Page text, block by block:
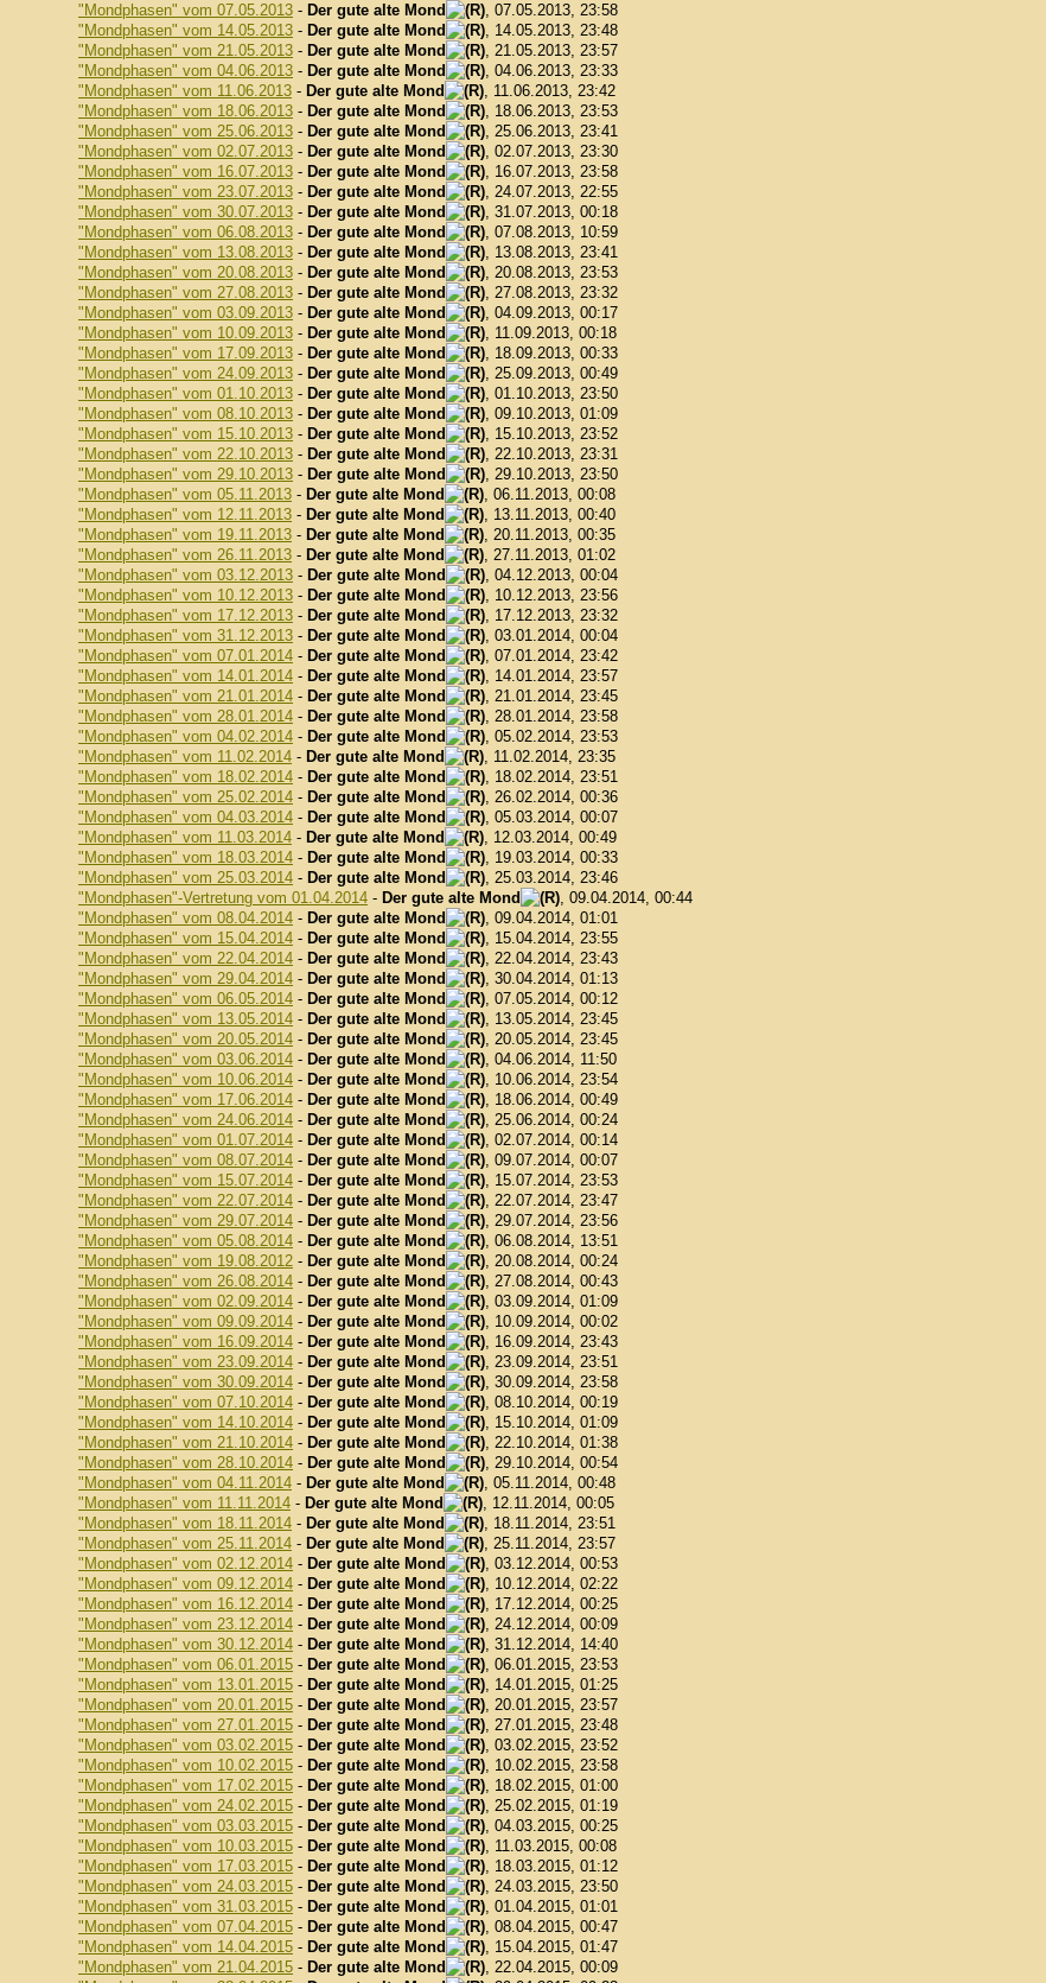
"Mondphasen" vom 07.05.2013 - Der gute alte Mond
, 07.05.2013, 23:58
"Mondphasen" vom 14.05.2013 - Der gute alte Mond
, 14.05.2013, 23:48
"Mondphasen" vom 21.05.2013 - Der gute alte Mond
, 21.05.2013, 23:57
"Mondphasen" vom 04.06.2013 - Der gute alte Mond
, 04.06.2013, 23:33
"Mondphasen" vom 11.06.2013 - Der gute alte Mond
, 11.06.2013, 23:42
"Mondphasen" vom 18.06.2013 - Der gute alte Mond
, 18.06.2013, 23:53
"Mondphasen" vom 25.06.2013 - Der gute alte Mond
, 25.06.2013, 23:41
"Mondphasen" vom 02.07.2013 - Der gute alte Mond
, 02.07.2013, 23:30
"Mondphasen" vom 16.07.2013 - Der gute alte Mond
, 16.07.2013, 23:58
"Mondphasen" vom 23.07.2013 - Der gute alte Mond
, 24.07.2013, 22:55
"Mondphasen" vom 30.07.2013 - Der gute alte Mond
, 31.07.2013, 00:18
"Mondphasen" vom 06.08.2013 - Der gute alte Mond
, 07.08.2013, 10:59
"Mondphasen" vom 13.08.2013 - Der gute alte Mond
, 13.08.2013, 23:41
"Mondphasen" vom 20.08.2013 - Der gute alte Mond
, 20.08.2013, 23:53
"Mondphasen" vom 27.08.2013 - Der gute alte Mond
, 27.08.2013, 23:32
"Mondphasen" vom 03.09.2013 - Der gute alte Mond
, 04.09.2013, 00:17
"Mondphasen" vom 10.09.2013 - Der gute alte Mond
, 11.09.2013, 00:18
"Mondphasen" vom 17.09.2013 - Der gute alte Mond
, 18.09.2013, 00:33
"Mondphasen" vom 24.09.2013 - Der gute alte Mond
, 25.09.2013, 00:49
"Mondphasen" vom 01.10.2013 - Der gute alte Mond
, 01.10.2013, 23:50
"Mondphasen" vom 08.10.2013 - Der gute alte Mond
, 09.10.2013, 01:09
"Mondphasen" vom 15.10.2013 - Der gute alte Mond
, 15.10.2013, 23:52
"Mondphasen" vom 22.10.2013 - Der gute alte Mond
, 22.10.2013, 23:31
"Mondphasen" vom 29.10.2013 - Der gute alte Mond
, 29.10.2013, 23:50
"Mondphasen" vom 05.11.2013 - Der gute alte Mond
, 06.11.2013, 00:08
"Mondphasen" vom 12.11.2013 - Der gute alte Mond
, 13.11.2013, 00:40
"Mondphasen" vom 19.11.2013 - Der gute alte Mond
, 20.11.2013, 00:35
"Mondphasen" vom 26.11.2013 - Der gute alte Mond
, 27.11.2013, 01:02
"Mondphasen" vom 03.12.2013 - Der gute alte Mond
, 04.12.2013, 00:04
"Mondphasen" vom 10.12.2013 - Der gute alte Mond
, 10.12.2013, 23:56
"Mondphasen" vom 17.12.2013 - Der gute alte Mond
, 17.12.2013, 23:32
"Mondphasen" vom 31.12.2013 - Der gute alte Mond
, 03.01.2014, 00:04
"Mondphasen" vom 07.01.2014 - Der gute alte Mond
, 07.01.2014, 23:42
"Mondphasen" vom 14.01.2014 - Der gute alte Mond
, 14.01.2014, 23:57
"Mondphasen" vom 21.01.2014 - Der gute alte Mond
, 21.01.2014, 23:45
"Mondphasen" vom 28.01.2014 - Der gute alte Mond
, 28.01.2014, 23:58
"Mondphasen" vom 04.02.2014 - Der gute alte Mond
, 05.02.2014, 23:53
"Mondphasen" vom 11.02.2014 - Der gute alte Mond
, 11.02.2014, 23:35
"Mondphasen" vom 18.02.2014 - Der gute alte Mond
, 18.02.2014, 23:51
"Mondphasen" vom 25.02.2014 - Der gute alte Mond
, 26.02.2014, 00:36
"Mondphasen" vom 04.03.2014 - Der gute alte Mond
, 05.03.2014, 00:07
"Mondphasen" vom 11.03.2014 - Der gute alte Mond
, 12.03.2014, 00:49
"Mondphasen" vom 18.03.2014 - Der gute alte Mond
, 19.03.2014, 00:33
"Mondphasen" vom 25.03.2014 - Der gute alte Mond
, 25.03.2014, 23:46
"Mondphasen"-Vertretung vom 01.04.2014 - Der gute alte Mond
, 09.04.2014, 00:44
"Mondphasen" vom 08.04.2014 - Der gute alte Mond
, 09.04.2014, 01:01
"Mondphasen" vom 15.04.2014 - Der gute alte Mond
, 15.04.2014, 23:55
"Mondphasen" vom 22.04.2014 - Der gute alte Mond
, 22.04.2014, 23:43
"Mondphasen" vom 29.04.2014 - Der gute alte Mond
, 30.04.2014, 01:13
"Mondphasen" vom 06.05.2014 - Der gute alte Mond
, 07.05.2014, 00:12
"Mondphasen" vom 13.05.2014 - Der gute alte Mond
, 13.05.2014, 23:45
"Mondphasen" vom 20.05.2014 - Der gute alte Mond
, 20.05.2014, 23:45
"Mondphasen" vom 03.06.2014 - Der gute alte Mond
, 04.06.2014, 11:50
"Mondphasen" vom 10.06.2014 - Der gute alte Mond
, 10.06.2014, 23:54
"Mondphasen" vom 17.06.2014 - Der gute alte Mond
, 18.06.2014, 00:49
"Mondphasen" vom 24.06.2014 - Der gute alte Mond
, 25.06.2014, 00:24
"Mondphasen" vom 01.07.2014 - Der gute alte Mond
, 02.07.2014, 00:14
"Mondphasen" vom 08.07.2014 - Der gute alte Mond
, 09.07.2014, 00:07
"Mondphasen" vom 15.07.2014 - Der gute alte Mond
, 15.07.2014, 23:53
"Mondphasen" vom 22.07.2014 - Der gute alte Mond
, 22.07.2014, 23:47
"Mondphasen" vom 29.07.2014 - Der gute alte Mond
, 29.07.2014, 23:56
"Mondphasen" vom 05.08.2014 - Der gute alte Mond
, 06.08.2014, 13:51
"Mondphasen" vom 19.08.2012 - Der gute alte Mond
, 20.08.2014, 00:24
"Mondphasen" vom 26.08.2014 - Der gute alte Mond
, 27.08.2014, 00:43
"Mondphasen" vom 02.09.2014 - Der gute alte Mond
, 03.09.2014, 01:09
"Mondphasen" vom 09.09.2014 - Der gute alte Mond
, 10.09.2014, 00:02
"Mondphasen" vom 16.09.2014 - Der gute alte Mond
, 16.09.2014, 23:43
"Mondphasen" vom 23.09.2014 - Der gute alte Mond
, 23.09.2014, 23:51
"Mondphasen" vom 30.09.2014 - Der gute alte Mond
, 30.09.2014, 23:58
"Mondphasen" vom 07.10.2014 - Der gute alte Mond
, 08.10.2014, 00:19
"Mondphasen" vom 14.10.2014 - Der gute alte Mond
, 15.10.2014, 01:09
"Mondphasen" vom 21.10.2014 - Der gute alte Mond
, 22.10.2014, 01:38
"Mondphasen" vom 28.10.2014 - Der gute alte Mond
, 29.10.2014, 00:54
"Mondphasen" vom 04.11.2014 - Der gute alte Mond
, 05.11.2014, 00:48
"Mondphasen" vom 11.11.2014 - Der gute alte Mond
, 12.11.2014, 00:05
"Mondphasen" vom 18.11.2014 - Der gute alte Mond
, 18.11.2014, 23:51
"Mondphasen" vom 25.11.2014 - Der gute alte Mond
, 25.11.2014, 23:57
"Mondphasen" vom 02.12.2014 - Der gute alte Mond
, 03.12.2014, 00:53
"Mondphasen" vom 09.12.2014 - Der gute alte Mond
, 10.12.2014, 02:22
"Mondphasen" vom 16.12.2014 - Der gute alte Mond
, 17.12.2014, 00:25
"Mondphasen" vom 23.12.2014 - Der gute alte Mond
, 24.12.2014, 00:09
"Mondphasen" vom 30.12.2014 - Der gute alte Mond
, 31.12.2014, 14:40
"Mondphasen" vom 06.01.2015 - Der gute alte Mond
, 06.01.2015, 23:53
"Mondphasen" vom 13.01.2015 - Der gute alte Mond
, 14.01.2015, 01:25
"Mondphasen" vom 20.01.2015 - Der gute alte Mond
, 20.01.2015, 23:57
"Mondphasen" vom 27.01.2015 - Der gute alte Mond
, 27.01.2015, 23:48
"Mondphasen" vom 03.02.2015 - Der gute alte Mond
, 03.02.2015, 23:52
"Mondphasen" vom 10.02.2015 - Der gute alte Mond
, 10.02.2015, 23:58
"Mondphasen" vom 17.02.2015 - Der gute alte Mond
, 18.02.2015, 01:00
"Mondphasen" vom 24.02.2015 - Der gute alte Mond
, 25.02.2015, 01:19
"Mondphasen" vom 03.03.2015 - Der gute alte Mond
, 04.03.2015, 00:25
"Mondphasen" vom 10.03.2015 - Der gute alte Mond
, 11.03.2015, 00:08
"Mondphasen" vom 17.03.2015 - Der gute alte Mond
, 18.03.2015, 01:12
"Mondphasen" vom 24.03.2015 - Der gute alte Mond
, 24.03.2015, 23:50
"Mondphasen" vom 31.03.2015 - Der gute alte Mond
, 01.04.2015, 01:01
"Mondphasen" vom 07.04.2015 - Der gute alte Mond
, 08.04.2015, 00:47
"Mondphasen" vom 14.04.2015 - Der gute alte Mond
, 15.04.2015, 01:47
"Mondphasen" vom 21.04.2015 - Der gute alte Mond
, 22.04.2015, 00:09